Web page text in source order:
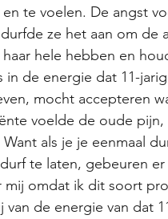
te voelen. De angst
ze het aan om
hele hebben en
de energie dat 11-
mocht accepteren
voelde de oude
als je je eenmaal
te laten, gebeuren
omdat ik dit soort
van de energie van dat